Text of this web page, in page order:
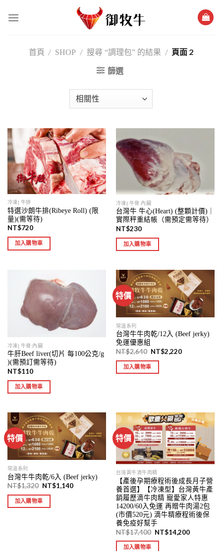
首頁 / SHOP / 搜尋 “調理包” 的結果 / 頁面 2
篩選
冷凍| 牛排
特選沙朗牛排(Ribeye Roll) (限
量)(需等待)
NT$720
加入購物車
冷凍| 牛骨.內臟
台灣牛 牛心(Heart) (整顆計價)｜
實際秤重結帳（需預定需等待）
NT$230
加入購物車
冷凍| 牛骨.內臟
牛肝Beef liver(切片 每100公克/g
)(需預訂需等待)
NT$110
加入購物車
特價
常溫系列
台灣牛牛肉乾/12入 (Beef jerky)
免運優惠組
NT$2,640 NT$2,220
加入購物車
特價
常溫系列
台灣牛牛肉乾/6入 (Beef jerky)
NT$1,320 NT$1,140
加入購物車
特價
台灣黃牛滴牛肉精
【產後孕期療程術後成長月子營
養首選】【冷凍型】台灣黃牛產
銷履歷滴牛肉精 寵愛家人特惠
14200/60入免運 再贈牛肉湯2包
(市價520元) 滴牛精療程術後保
養免疫好幫手
NT$17,400 NT$14,200
加入購物車